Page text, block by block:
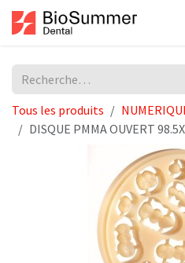
Se rendre au contenu
Tous les produits
DISQUE PMMA OUVERT